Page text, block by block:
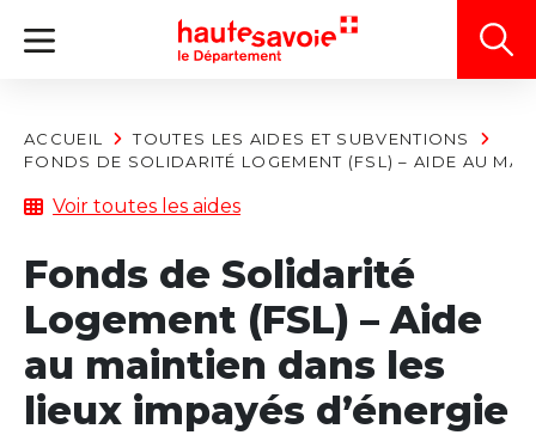
Panneau de gestion des cookies
ACCUEIL
TOUTES LES AIDES ET SUBVENTIONS
FONDS DE SOLIDARITÉ LOGEMENT (FSL) – AIDE AU
Voir toutes les aides
Fonds de Solidarité
Logement (FSL) – Aide
au maintien dans les
lieux impayés d’énergie